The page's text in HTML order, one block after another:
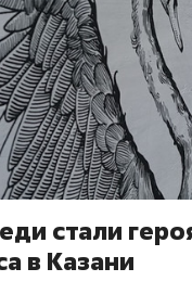
стали
в Казани